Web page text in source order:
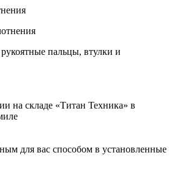
пальцы, втулки и
на складе «Титан Техника» в
для вас способом в установленные